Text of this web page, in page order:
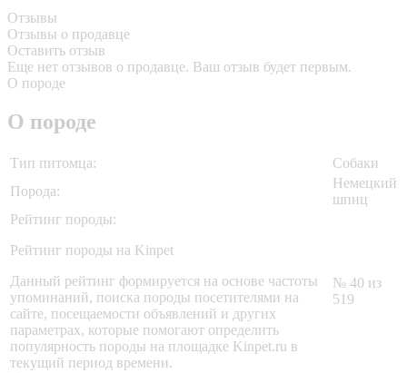
Отзывы
Отзывы о продавце
Оставить отзыв
Еще нет отзывов о продавце. Ваш отзыв будет первым.
О породе
О породе
Тип питомца:
Собаки
Порода:
Немецкий
шпиц
Рейтинг породы:
Рейтинг породы на Kinpet
Данный рейтинг формируется на основе частоты
упоминаний, поиска породы посетителями на
сайте, посещаемости объявлений и других
параметрах, которые помогают определить
популярность породы на площадке Kinpet.ru в
текущий период времени.
№ 40 из
519